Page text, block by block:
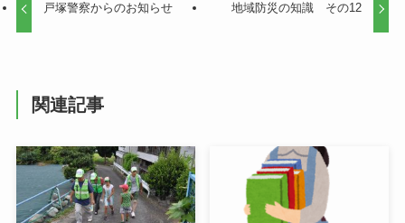
戸塚警察からのお知らせ 地域防災の知識 その12
関連記事